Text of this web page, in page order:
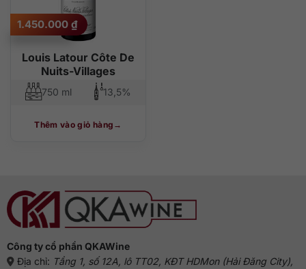
Louis Latour Côte De
Nuits-Villages
1.450.000 ₫
750 ml 13,5%
Thêm vào giỏ hàng
Công ty cổ phần QKAWine
Địa chỉ: Tầng 1, số 12A, lô TT02, KĐT HDMon (Hải Đăng City),